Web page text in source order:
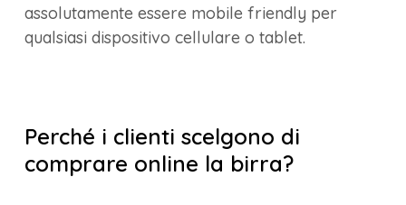
assolutamente essere mobile friendly per
qualsiasi dispositivo cellulare o tablet.
Perché i clienti scelgono di
comprare online la birra?